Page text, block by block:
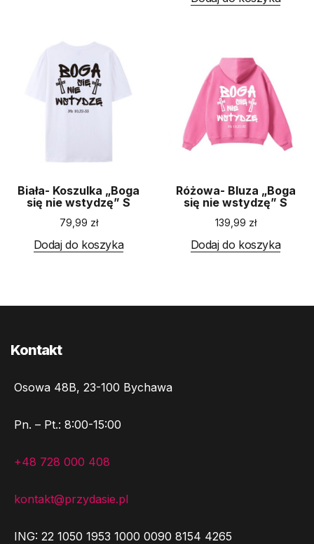
Biała- Koszulka „Boga
się nie wstydzę” S
79,99 zł
Dodaj do koszyka
Różowa- Bluza „Boga
się nie wstydzę” S
139,99 zł
Dodaj do koszyka
Kontakt
Osowa 48B, 23-100 Bychawa
Pn. – Pt.: 8:00-15:00
+48 728 000 408
kontakt@przydasie.pl
ING: 22 1050 1953 1000 0090 8154 4265